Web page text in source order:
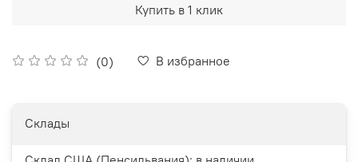
(0) В избранное
Купить в 1 клик
Склады